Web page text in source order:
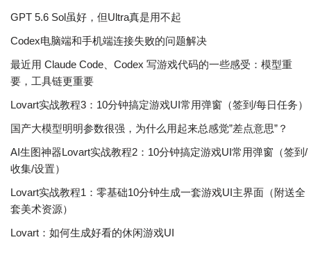
GPT 5.6 Sol虽好，但Ultra真是用不起
Codex电脑端和手机端连接失败的问题解决
最近用 Claude Code、Codex 写游戏代码的一些感受：模型重
要，工具链更重要
Lovart实战教程3：10分钟搞定游戏UI常用弹窗（签到/每日任务）
国产大模型明明参数很强，为什么用起来总感觉”差点意思”？
AI生图神器Lovart实战教程2：10分钟搞定游戏UI常用弹窗（签到/
收集/设置）
Lovart实战教程1：零基础10分钟生成一套游戏UI主界面（附送全
套美术资源）
Lovart：如何生成好看的休闲游戏UI